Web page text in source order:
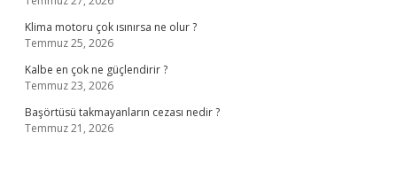
Klima motoru çok ısınırsa ne olur ?
Temmuz 25, 2026
Kalbe en çok ne güçlendirir ?
Temmuz 23, 2026
Başörtüsü takmayanların cezası nedir ?
Temmuz 21, 2026